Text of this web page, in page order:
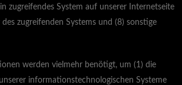
zugreifendes System auf unserer Internetseite
zugreifenden Systems und (8) sonstige
werden vielmehr benötigt, um (1) die
informationstechnologischen Systeme